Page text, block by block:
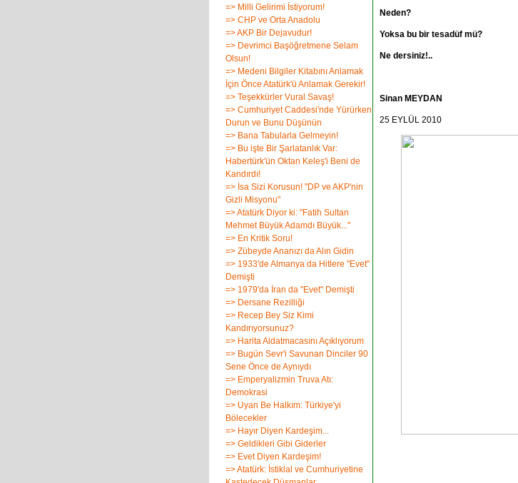
=> Milli Gelirimi İstiyorum!
=> CHP ve Orta Anadolu
=> AKP Bir Dejavudur!
=> Devrimci Başöğretmene Selam
Olsun!
=> Medeni Bilgiler Kitabını Anlamak
İçin Önce Atatürk'ü Anlamak Gerekir!
=> Teşekkürler Vural Savaş!
=> Cumhuriyet Caddesi'nde Yürürken
Durun ve Bunu Düşünün
=> Bana Tabularla Gelmeyin!
=> Bu işte Bir Şarlatanlık Var:
Habertürk'ün Oktan Keleş'i Beni de
Kandırdı!
=> İsa Sizi Korusun! "DP ve AKP'nin
Gizli Misyonu"
=> Atatürk Diyor ki: "Fatih Sultan
Mehmet Büyük Adamdı Büyük..."
=> En Kritik Soru!
=> Zübeyde Ananızı da Alın Gidin
=> 1933'de Almanya da Hitlere "Evet"
Demişti
=> 1979'da İran da "Evet" Demişti
=> Dersane Rezilliği
=> Recep Bey Siz Kimi
Kandırıyorsunuz?
=> Harita Aldatmacasını Açıklıyorum
=> Bugün Sevr'i Savunan Dinciler 90
Sene Önce de Aynıydı
=> Emperyalizmin Truva Atı:
Demokrasi
=> Uyan Be Halkım: Türkiye'yi
Bölecekler
=> Hayır Diyen Kardeşim...
=> Geldikleri Gibi Giderler
=> Evet Diyen Kardeşim!
=> Atatürk: İstiklal ve Cumhuriyetine
Neden?
Yoksa bu bir tesadüf mü?
Ne dersiniz!..
Sinan MEYDAN
25 EYLÜL 2010